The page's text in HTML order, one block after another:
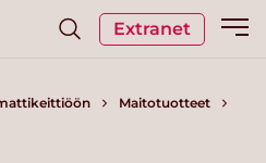
Extranet
Maitotuotteet